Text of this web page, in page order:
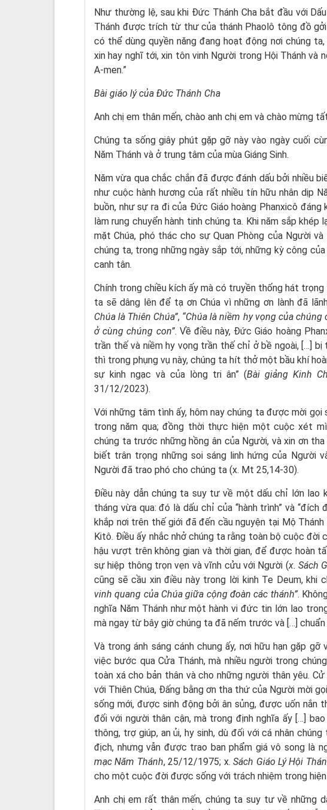
Như thường lệ, sau khi Đức Thánh Cha bắt đầu với
Thánh được trích từ thư của thánh Phaolô tông đồ
có thể dùng quyền năng đang hoạt động nơi chúng
xin hay nghĩ tới, xin tôn vinh Người trong Hội Thánh và
A-men.”
Bài giáo lý của Đức Thánh Cha
Anh chị em thân mến, chào anh chị em và chào mừng
Chúng ta sống giây phút gặp gỡ này vào ngày cuối
Năm Thánh và ở trung tâm của mùa Giáng Sinh.
Năm vừa qua chắc chắn đã được đánh dấu bởi nhiều
như cuộc hành hương của rất nhiều tín hữu nhân dịp
buồn, như sự ra đi của Đức Giáo hoàng Phanxicô
làm rung chuyển hành tinh chúng ta. Khi năm sắp
mặt Chúa, phó thác cho sự Quan Phòng của Người
chúng ta, trong những ngày sắp tới, những kỳ công
canh tân.
Chính trong chiều kích ấy mà có truyền thống hát trọng
ta sẽ dâng lên để tạ ơn Chúa vì những ơn lành đã
Chúa là Thiên Chúa”, “Chúa là niềm hy vọng của chúng
ở cùng chúng con”. Về điều này, Đức Giáo hoàng
trần thế và niềm hy vọng trần thế chỉ ở bề ngoài, […]
thì trong phụng vụ này, chúng ta hít thở một bầu khí
sự kinh ngạc và của lòng tri ân” (Bài giảng Kinh
31/12/2023).
Với những tâm tình ấy, hôm nay chúng ta được mời
trong năm qua; đồng thời thực hiện một cuộc xét
chúng ta trước những hồng ân của Người, và xin ơn
biết trân trọng những soi sáng linh hứng của Người
Người đã trao phó cho chúng ta (x. Mt 25,14-30).
Điều này dẫn chúng ta suy tư về một dấu chỉ lớn lao
tháng vừa qua: đó là dấu chỉ của “hành trình” và “đích
khắp nơi trên thế giới đã đến cầu nguyện tại Mộ
Kitô. Điều ấy nhắc nhở chúng ta rằng toàn bộ cuộc
hậu vượt trên không gian và thời gian, để được hoàn
sự hiệp thông trọn vẹn và vĩnh cửu với Người (x. Sách
cũng sẽ cầu xin điều này trong lời kinh Te Deum, khi
vinh quang của Chúa giữa cộng đoàn các thánh”.
nghĩa Năm Thánh như một hành vi đức tin lớn lao
mà ngay từ bây giờ chúng ta đã nếm trước và […] chuẩn
Và trong ánh sáng cánh chung ấy, nơi hữu hạn gặp
việc bước qua Cửa Thánh, mà nhiều người trong
toàn xá cho bản thân và cho những người thân yêu.
với Thiên Chúa, Đấng bằng ơn tha thứ của Người mời
sống mới, được sinh động bởi ân sủng, được uốn nắn
đối với người thân cận, mà trong định nghĩa ấy […]
thông, trợ giúp, an ủi, hy sinh, dù đối với cá nhân
địch, nhưng vẫn được trao ban phẩm giá vô song là
mạc Năm Thánh, 25/12/1975; x.Sách Giáo Lý Hội
cho một cuộc đời được sống với trách nhiệm trong
Anh chị em rất thân mến, chúng ta suy tư về những